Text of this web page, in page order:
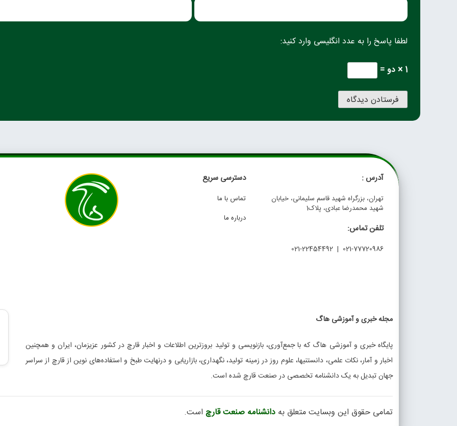
لطفا پاسخ را به عدد انگلیسی وارد کنید:
1 × دو =
آدرس :
تهران، بزرگراه شهید قاسم سلیمانی، خیابان
شهید محمدرضا عبادی، پلاک1
تلفن تماس:
021-77720986 | 021-22454492
دسترسی سریع
تماس با ما
درباره ما
مجله خبری و آموزشی هاگ
پایگاه خبری و آموزشی هاگ که با جمع‌آوری، بازنویسی و تولید بروزترین اطلاعات و اخبار قارچ در کشور عزیزمان، ایران و همچنین
اخبار و آمار، نکات علمی، دانستنیها، علوم روز در زمینه تولید، نگهداری، بازاریابی و درنهایت طبخ و استفاده‌های نوین از قارچ از سراسر
جهان تبدیل به یک دانشنامه تخصصی در صنعت قارچ شده است.
تمامی حقوق این وبسایت متعلق به دانشنامه صنعت قارچ است.